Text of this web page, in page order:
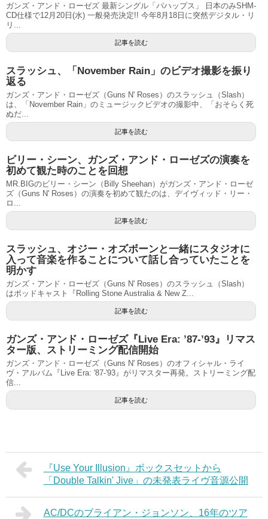
ガンズ・アンド・ローゼズ 最新シングル「パハップス」 日本のみSHM-
CD仕様で12月20日(水) 一般発売決定!! 今年8月18日に突然デジタル・リ
リ...
記事を読む
スラッシュ、「November Rain」のビデオ撮影を振り
返る
ガンズ・アンド・ローゼズ（Guns N' Roses）のスラッシュ（Slash）
は、「November Rain」のミュージックビデオの撮影中、「おそらく死
ぬだ...
記事を読む
ビリー・シーン、ガンズ・アンド・ローゼズの演奏を
初めて観た時のことを回想
MR.BIGのビリー・シーン（Billy Sheehan）がガンズ・アンド・ローゼ
ズ（Guns N' Roses）の演奏を初めて観たのは、デイヴィッド・リー・
ロ...
記事を読む
スラッシュ、オジー・オズボーンと一緒にスタジオに
入って音楽を作ることについて話し合っていたことを
明かす
ガンズ・アンド・ローゼズ（Guns N' Roses）のスラッシュ（Slash）
はポッドキャスト『Rolling Stone Australia & New Z...
記事を読む
ガンズ・アンド・ローゼズ『Live Era: ’87-’93』リマス
ター版、ストリーミング配信開始
ガンズ・アンド・ローゼズ（Guns N' Roses）のオフィシャル・ライ
ヴ・アルバム『Live Era: '87-'93』がリマスター再発。ストリーミング配
信...
記事を読む
『Use Your Illusion』ボックスセットから
「Double Talkin' Jive」の未発表ライヴ音源公開
AC/DCのブライアン・ジョンソン、16年のツア